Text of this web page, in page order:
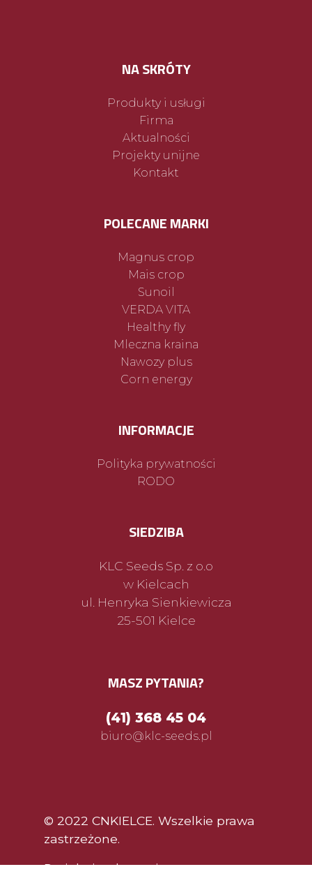
NA SKRÓTY
Produkty i usługi
Firma
Aktualności
Projekty unijne
Kontakt
POLECANE MARKI
Magnus crop
Mais crop
Sunoil
VERDA VITA
Healthy fly
Mleczna kraina
Nawozy plus
Corn energy
INFORMACJE
Polityka prywatności
RODO
SIEDZIBA
KLC Seeds Sp. z o.o
w Kielcach
ul. Henryka Sienkiewicza
25-501 Kielce
MASZ PYTANIA?
(41) 368 45 04
biuro@klc-seeds.pl
© 2022 CNKIELCE. Wszelkie prawa
zastrzeżone.
Projekt i wykonanie: